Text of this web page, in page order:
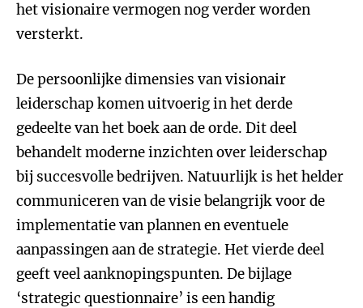
het visionaire vermogen nog verder worden
versterkt.
De persoonlijke dimensies van visionair
leiderschap komen uitvoerig in het derde
gedeelte van het boek aan de orde. Dit deel
behandelt moderne inzichten over leiderschap
bij succesvolle bedrijven. Natuurlijk is het helder
communiceren van de visie belangrijk voor de
implementatie van plannen en eventuele
aanpassingen aan de strategie. Het vierde deel
geeft veel aanknopingspunten. De bijlage
‘strategic questionnaire’ is een handig